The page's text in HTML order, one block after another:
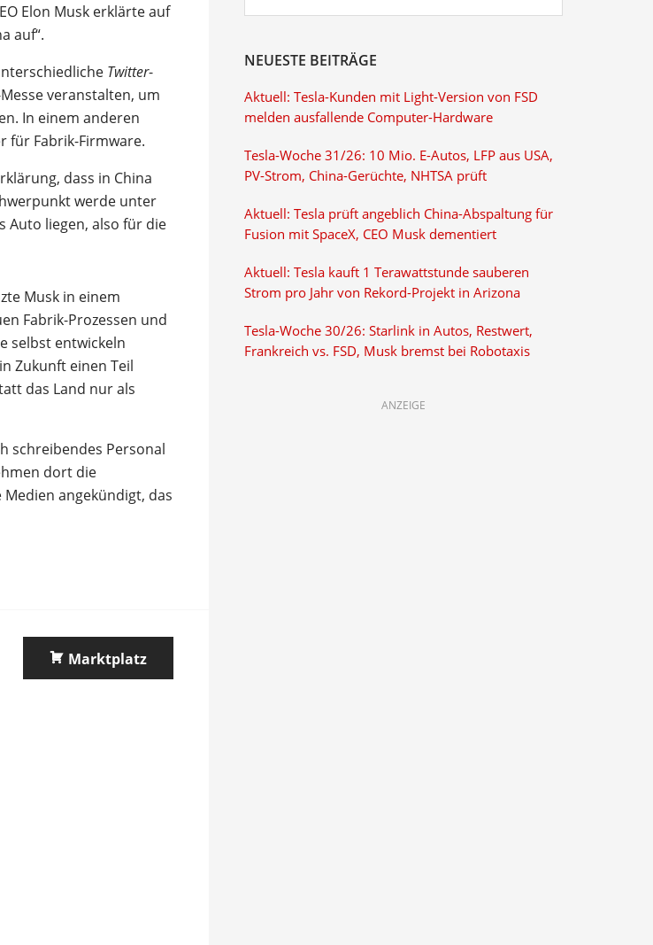
Elon Musk erklärte auf
auf“.
Twitter-
veranstalten, um
In einem anderen
für Fabrik-Firmware.
dass in China
werde unter
Auto liegen, also für die
Musk in einem
Fabrik-Prozessen und
selbst entwickeln
Zukunft einen Teil
das Land nur als
schreibendes Personal
dort die
angekündigt, das
Marktplatz
NEUESTE BEITRÄGE
Aktuell: Tesla-Kunden mit Light-Version von FSD
melden ausfallende Computer-Hardware
Tesla-Woche 31/26: 10 Mio. E-Autos, LFP aus USA,
PV-Strom, China-Gerüchte, NHTSA prüft
Aktuell: Tesla prüft angeblich China-Abspaltung für
Fusion mit SpaceX, CEO Musk dementiert
Aktuell: Tesla kauft 1 Terawattstunde sauberen
Strom pro Jahr von Rekord-Projekt in Arizona
Tesla-Woche 30/26: Starlink in Autos, Restwert,
Frankreich vs. FSD, Musk bremst bei Robotaxis
ANZEIGE